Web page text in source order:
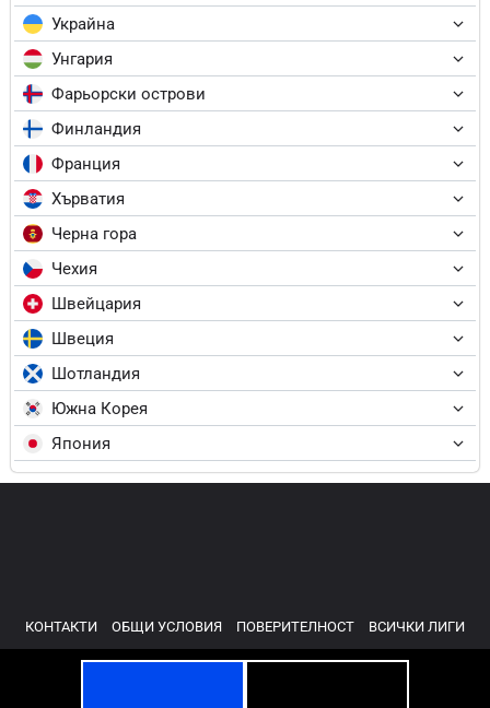
Украйна
Унгария
Фарьорски острови
Финландия
Франция
Хърватия
Черна гора
Чехия
Швейцария
Швеция
Шотландия
Южна Корея
Япония
КОНТАКТИ ОБЩИ УСЛОВИЯ ПОВЕРИТЕЛНОСТ ВСИЧКИ ЛИГИ